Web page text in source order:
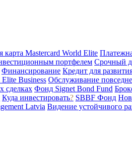
карта Mastercard World Elite
портфелем Срочный
Финансирование Кредит для
Business Обслуживание
сделках Фонд Signet Bond Fund
Куда инвестировать? SBBF Фонд
Latvia Видение устойчивого